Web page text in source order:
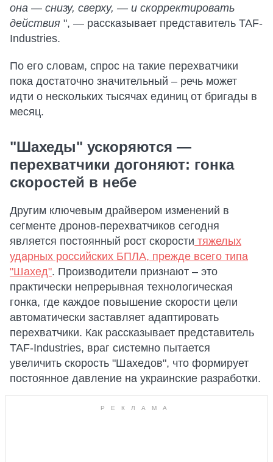
она — снизу, сверху, — и скорректировать
действия ", — рассказывает представитель TAF-
Industries.
По его словам, спрос на такие перехватчики
пока достаточно значительный – речь может
идти о нескольких тысячах единиц от бригады в
месяц.
"Шахеды" ускоряются —
перехватчики догоняют: гонка
скоростей в небе
Другим ключевым драйвером изменений в
сегменте дронов-перехватчиков сегодня
является постоянный рост скорости тяжелых
ударных российских БПЛА, прежде всего типа
"Шахед". Производители признают – это
практически непрерывная технологическая
гонка, где каждое повышение скорости цели
автоматически заставляет адаптировать
перехватчики. Как рассказывает представитель
TAF-Industries, враг системно пытается
увеличить скорость "Шахедов", что формирует
постоянное давление на украинские разработки.